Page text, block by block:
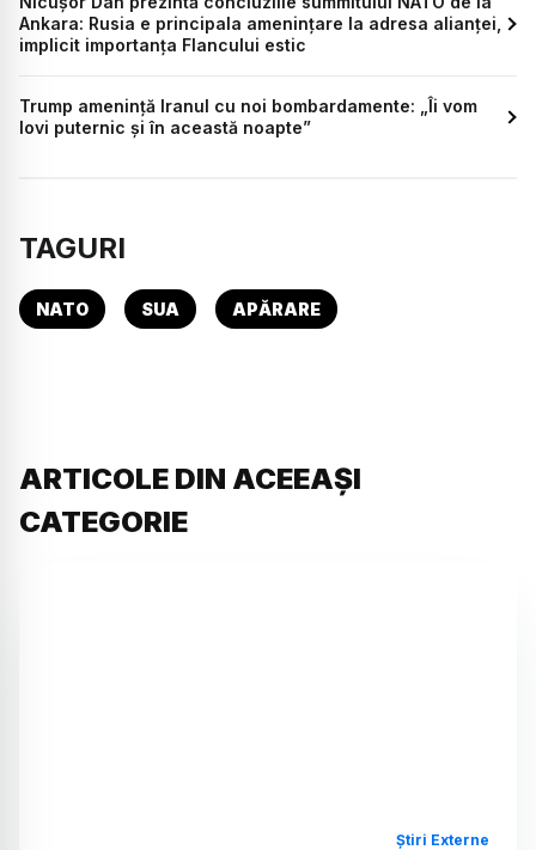
Ankara: Rusia e principala amenințare la adresa alianței,
implicit importanța Flancului estic
Trump amenință Iranul cu noi bombardamente: „Îi vom
lovi puternic și în această noapte”
TAGURI
NATO SUA APĂRARE
ARTICOLE DIN ACEEAȘI
CATEGORIE
Știri Externe